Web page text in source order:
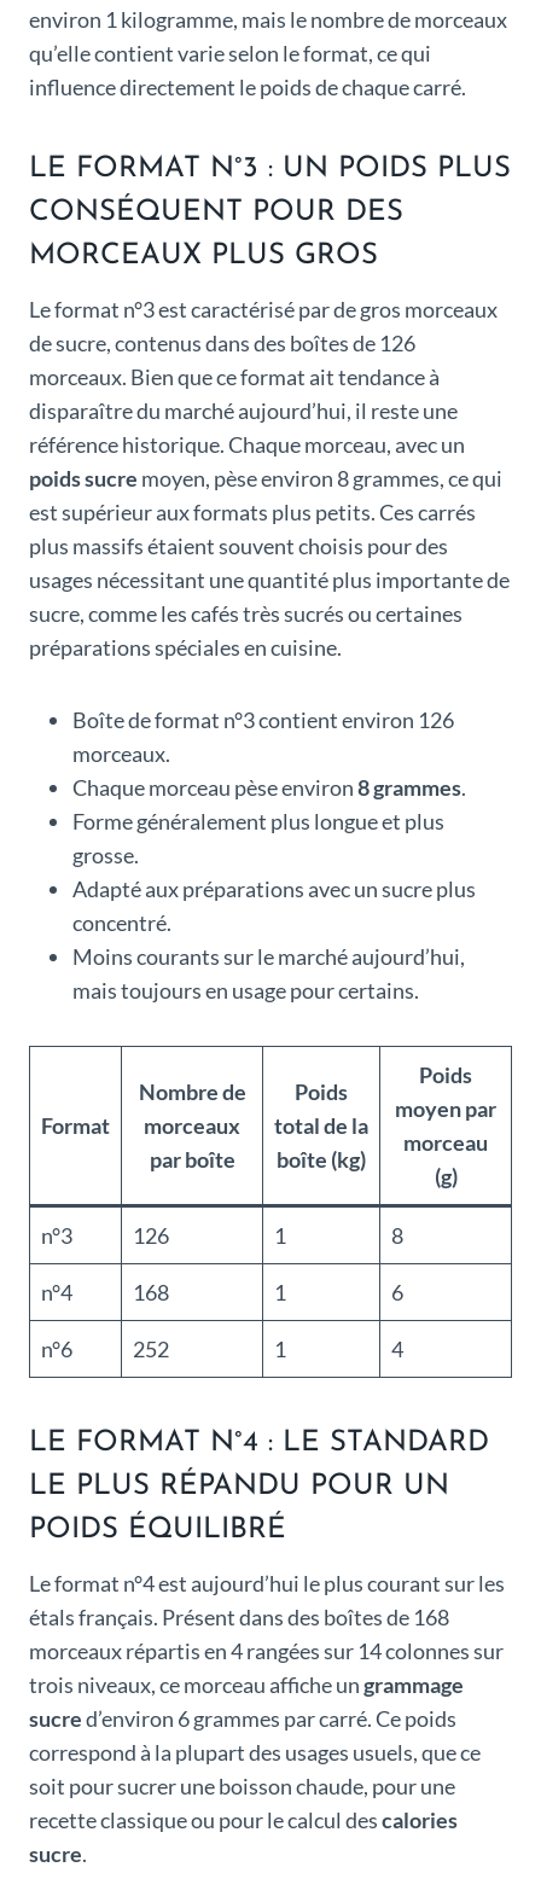
environ 1 kilogramme, mais le nombre de morceaux
qu’elle contient varie selon le format, ce qui
influence directement le poids de chaque carré.
LE FORMAT N°3 : UN POIDS PLUS
CONSÉQUENT POUR DES
MORCEAUX PLUS GROS
Le format n°3 est caractérisé par de gros morceaux
de sucre, contenus dans des boîtes de 126
morceaux. Bien que ce format ait tendance à
disparaître du marché aujourd’hui, il reste une
référence historique. Chaque morceau, avec un
poids sucre moyen, pèse environ 8 grammes, ce qui
est supérieur aux formats plus petits. Ces carrés
plus massifs étaient souvent choisis pour des
usages nécessitant une quantité plus importante de
sucre, comme les cafés très sucrés ou certaines
préparations spéciales en cuisine.
Boîte de format n°3 contient environ 126
morceaux.
Chaque morceau pèse environ8 grammes.
Forme généralement plus longue et plus
grosse.
Adapté aux préparations avec un sucre plus
concentré.
Moins courants sur le marché aujourd’hui,
mais toujours en usage pour certains.
Format
Nombre de
morceaux
par boîte
Poids
total de la
boîte (kg)
Poids
moyen par
morceau
(g)
n°3 126 1 8
n°4 168 1 6
n°6 252 1 4
LE FORMAT N°4 : LE STANDARD
LE PLUS RÉPANDU POUR UN
POIDS ÉQUILIBRÉ
Le format n°4 est aujourd’hui le plus courant sur les
étals français. Présent dans des boîtes de 168
morceaux répartis en 4 rangées sur 14 colonnes sur
trois niveaux, ce morceau affiche ungrammage
sucred’environ 6 grammes par carré. Ce poids
correspond à la plupart des usages usuels, que ce
soit pour sucrer une boisson chaude, pour une
recette classique ou pour le calcul descalories
sucre.